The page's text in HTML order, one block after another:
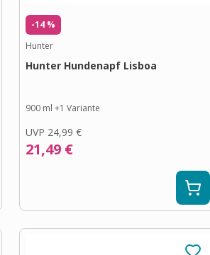
-14 %
Hunter
Hunter Hundenapf Lisboa
900 ml +1 Variante
UVP 24,99 €
21,49 €